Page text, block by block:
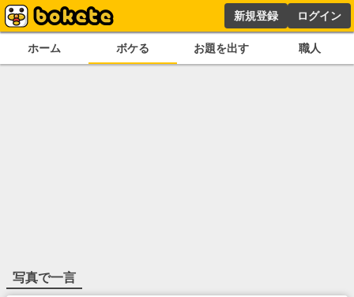
新規登録 ログイン
ホーム ボケる お題を出す 職人
写真で一言